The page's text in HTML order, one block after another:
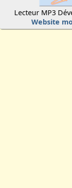
Lecteur MP3
Website